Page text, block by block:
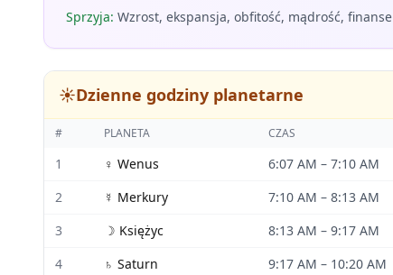
Sprzyja: Wzrost, ekspansja, obfitość, mądrość, finanse
☀️Dzienne godziny planetarne
# PLANETA CZAS
1 ♀ Wenus 6:07 AM – 7:10 AM
2
☿ Merkury 7:10 AM – 8:13 AM
3
☽ Księżyc 8:13 AM – 9:17 AM
4
♄ Saturn 9:17 AM – 10:20 AM